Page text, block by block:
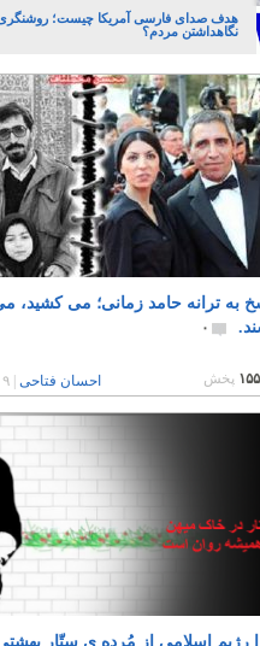
هدف صدای فارسی آمریکا چیست؛ روشنگری،
نگاهداشتن مردم؟
به ترانه حامد زمانی؛ می کشید،
۰
۱۵۵ پخش احسان فتاحی |۹ سال پیش
رژیم اسلامی از مُرده ی ستّار